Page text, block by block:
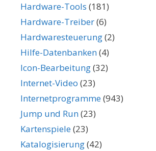
Hardware-Tools (181)
Hardware-Treiber(6)
Hardwaresteuerung(2)
Hilfe-Datenbanken(4)
Icon-Bearbeitung(32)
Internet-Video (23)
Internetprogramme(943)
Jump und Run(23)
Kartenspiele(23)
Katalogisierung(42)